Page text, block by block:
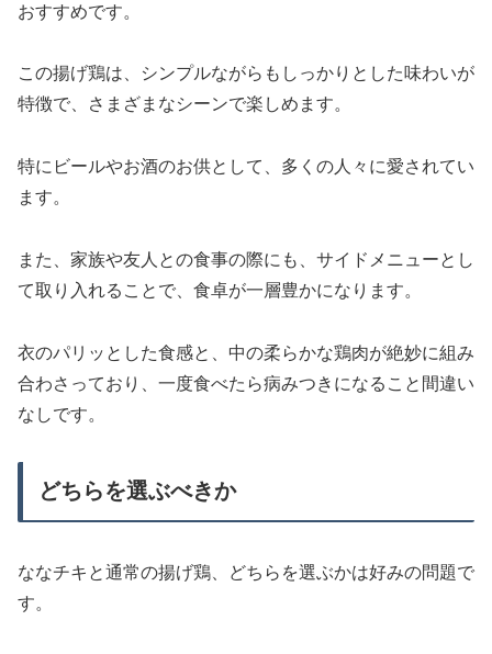
おすすめです。
この揚げ鶏は、シンプルながらもしっかりとした味わいが
特徴で、さまざまなシーンで楽しめます。
特にビールやお酒のお供として、多くの人々に愛されてい
ます。
また、家族や友人との食事の際にも、サイドメニューとし
て取り入れることで、食卓が一層豊かになります。
衣のパリッとした食感と、中の柔らかな鶏肉が絶妙に組み
合わさっており、一度食べたら病みつきになること間違い
なしです。
どちらを選ぶべきか
ななチキと通常の揚げ鶏、どちらを選ぶかは好みの問題で
す。